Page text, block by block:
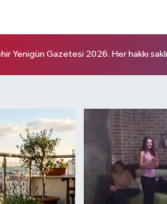
Yenigün Gazetesi 2026. Her hakkı